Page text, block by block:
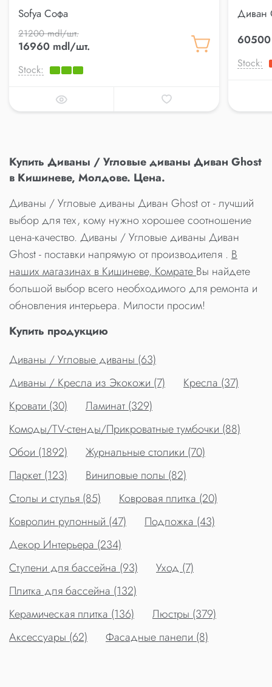
Sofya Софа
21200 mdl/шт.
16960 mdl/шт.
Stock:
Диван
Stock:
Купить Диваны / Угловые диваны Диван Ghost
в Кишиневе, Молдове. Цена.
Диваны / Угловые диваны Диван Ghost от - лучший
выбор для тех, кому нужно хорошее соотношение
цена-качество. Диваны / Угловые диваны Диван
Ghost - поставки напрямую от производителя . В
наших магазинах в Кишиневе, КомратеВы найдете
большой выбор всего необходимого для ремонта и
обновления интерьера. Милости просим!
Купить продукцию
Диваны / Угловые диваны (63)
Диваны / Кресла из Экокожи (7)
Кресла (37)
Кровати (30)
Ламинат (329)
Комоды/TV-стенды/Прикроватные тумбочки (88)
Обои (1892)
Журнальные столики (70)
Паркет (123)
Виниловые полы (82)
Столы и стулья (85)
Ковровая плитка (20)
Ковролин рулонный (47)
Подложка (43)
Декор Интерьера (234)
Ступени для бассейна (93)
Уход (7)
Плитка для бассейна (132)
Керамическая плитка (136)
Люстры (379)
Аксессуары (62)
Фасадные панели (8)